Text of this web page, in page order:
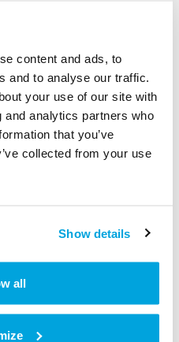
content and ads, to
and to analyse our traffic.
your use of our site with
analytics partners who
that you’ve
collected from your use
Show details
all
synchronisiert sind